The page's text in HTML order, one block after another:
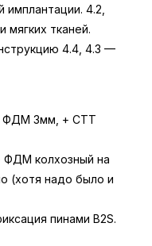
4.2,
мягких тканей.
4.4, 4.3 —
ФДМ 3мм, + СТТ
ФДМ колхозный на
(хотя надо было и
пинами B2S.